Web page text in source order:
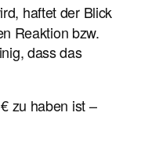
haftet der Blick
Reaktion bzw.
dass das
zu haben ist –